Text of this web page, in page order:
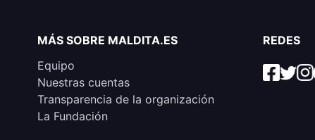
MÁS SOBRE MALDITA.ES
Equipo
Nuestras cuentas
Transparencia de la organización
La Fundación
REDES